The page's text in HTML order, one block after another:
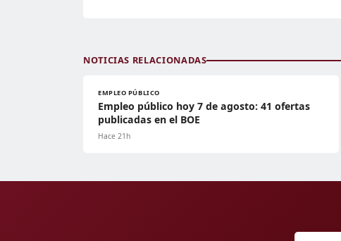
NOTICIAS RELACIONADAS
EMPLEO PÚBLICO
Empleo público hoy 7 de agosto: 41 ofertas
publicadas en el BOE
Hace 21h